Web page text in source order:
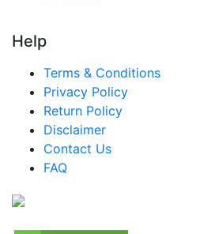
ナイジェリア キャノーラ油市場
トルコ キャノーラ油市場
中南米 キャノーラ油市場
ブラジル キャノーラ油市場
Help
Terms & Conditions
Privacy Policy
Return Policy
Disclaimer
Contact Us
FAQ